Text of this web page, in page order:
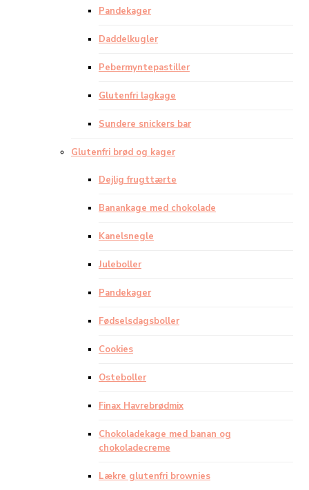
Pandekager
Daddelkugler
Pebermyntepastiller
Glutenfri lagkage
Sundere snickers bar
Glutenfri brød og kager
Dejlig frugttærte
Banankage med chokolade
Kanelsnegle
Juleboller
Pandekager
Fødselsdagsboller
Cookies
Osteboller
Finax Havrebrødmix
Chokoladekage med banan og
chokoladecreme
Lækre glutenfri brownies